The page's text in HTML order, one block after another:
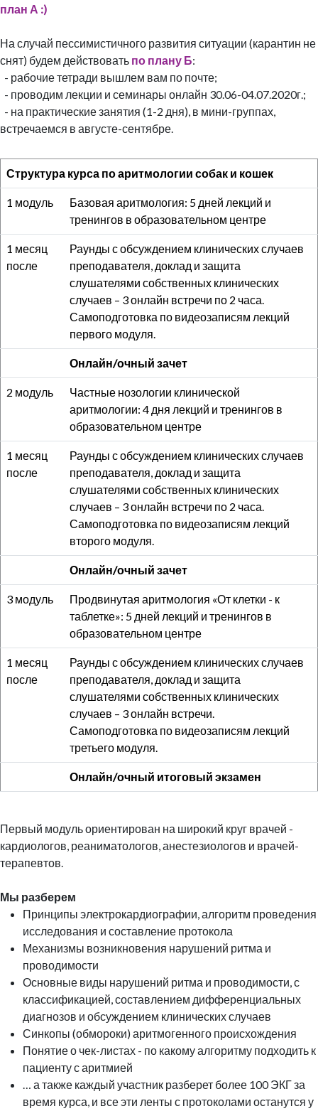
план А :)
На случай пессимистичного развития ситуации (карантин не
снят) будем действовать по плану Б:
- рабочие тетради вышлем вам по почте;
- проводим лекции и семинары онлайн 30.06-04.07.2020г.;
- на практические занятия (1-2 дня), в мини-группах,
встречаемся в августе-сентябре.
Структура курса по аритмологии собак и кошек
1 модуль
Базовая аритмология: 5 дней лекций и
тренингов в образовательном центре
1 месяц
после
Раунды с обсуждением клинических случаев
преподавателя, доклад и защита
слушателями собственных клинических
случаев – 3 онлайн встречи по 2 часа.
Самоподготовка по видеозаписям лекций
первого модуля.
Онлайн/очный зачет
2 модуль
Частные нозологии клинической
аритмологии: 4 дня лекций и тренингов в
образовательном центре
1 месяц
после
Раунды с обсуждением клинических случаев
преподавателя, доклад и защита
слушателями собственных клинических
случаев – 3 онлайн встречи по 2 часа.
Самоподготовка по видеозаписям лекций
второго модуля.
Онлайн/очный зачет
3 модуль
Продвинутая аритмология «От клетки - к
таблетке»: 5 дней лекций и тренингов в
образовательном центре
1 месяц
после
Раунды с обсуждением клинических случаев
преподавателя, доклад и защита
слушателями собственных клинических
случаев – 3 онлайн встречи.
Самоподготовка по видеозаписям лекций
третьего модуля.
Онлайн/очный итоговый экзамен
Первый модуль ориентирован на широкий круг врачей -
кардиологов, реаниматологов, анестезиологов и врачей-
терапевтов.
Мы разберем
Принципы электрокардиографии, алгоритм проведения
исследования и составление протокола
Механизмы возникновения нарушений ритма и
проводимости
Основные виды нарушений ритма и проводимости, с
классификацией, составлением дифференциальных
диагнозов и обсуждением клинических случаев
Синкопы (обмороки) аритмогенного происхождения
Понятие о чек-листах - по какому алгоритму подходить к
пациенту с аритмией
… а также каждый участник разберет более 100 ЭКГ за
время курса, и все эти ленты с протоколами останутся у